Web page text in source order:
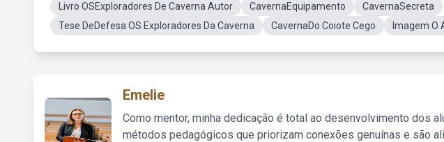
Livro OSExploradores De Caverna Autor
CavernaEquipamento
CavernaSecreta
Tese DeDefesa OS Exploradores Da Caverna
CavernaDo Coiote Cego Imagem O
Emelie
Como mentor, minha dedicação é total ao desenvolvimento dos
métodos pedagógicos que priorizam conexões genuínas e são